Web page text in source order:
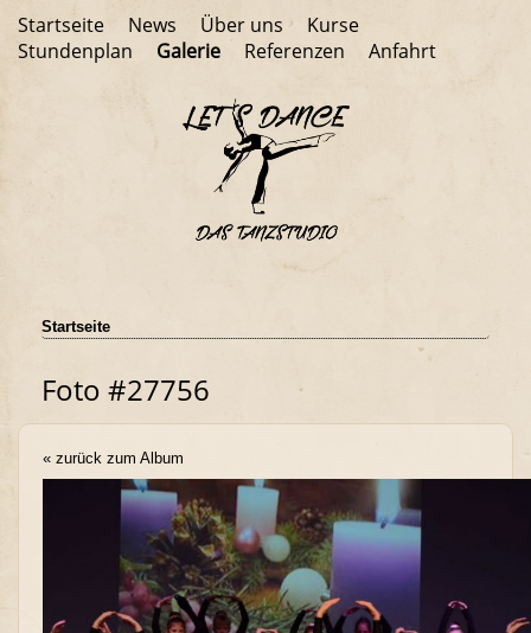
Startseite News Über uns
Kurse
Stundenplan
Galerie Referenzen Anfahrt
Startseite
Foto #27756
« zurück zum Album